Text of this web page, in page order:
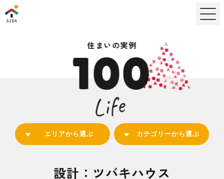
住まいの実例
100
Life
カテゴリーから選ぶ
エリアから選ぶ
設計：ツバキハウス